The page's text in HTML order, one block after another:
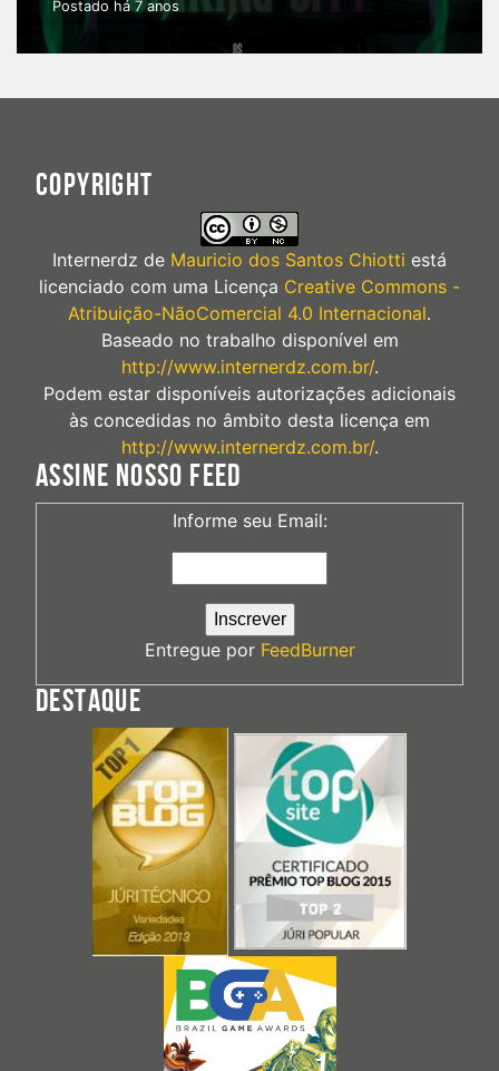
Postado há 7 anos
COPYRIGHT
Internerdz de Mauricio dos Santos Chiotti está
licenciado com uma Licença Creative Commons -
Atribuição-NãoComercial 4.0 Internacional.
Baseado no trabalho disponível em
http://www.internerdz.com.br/.
Podem estar disponíveis autorizações adicionais
às concedidas no âmbito desta licença em
http://www.internerdz.com.br/.
ASSINE NOSSO FEED
Informe seu Email:
Entregue por FeedBurner
DESTAQUE